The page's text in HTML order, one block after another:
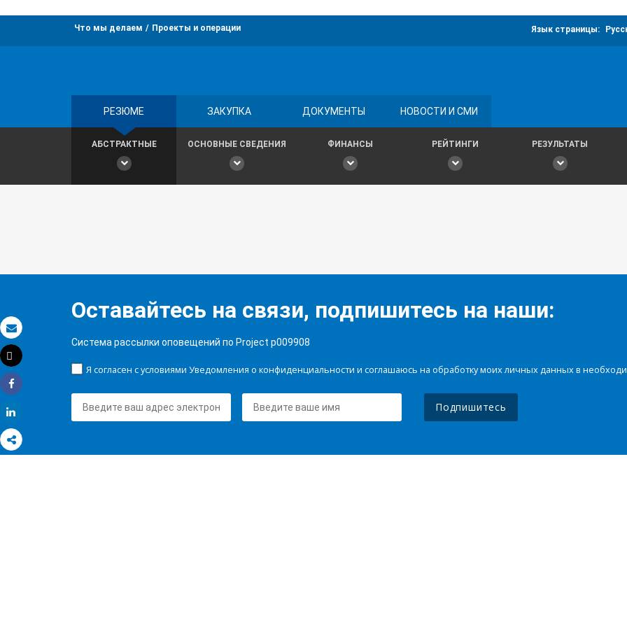
Электронная почта
Распечатать
Tweet
Share
Что мы делаем Проекты и операции Язык страницы:
РЕЗЮМЕ ЗАКУПКА ДОКУМЕНТЫ НОВОСТИ И СМИ
АБСТРАКТНЫЕ ОСНОВНЫЕ СВЕДЕНИЯ ФИНАНСЫ РЕЙТИНГИ РЕЗУЛЬТАТЫ
Оставайтесь на связи, подпишитесь на наши:
Система рассылки оповещений по Project p009908
Я согласен с условиями Уведомления о конфиденциальности и соглашаюсь на обработку моих личных данных в
Подпишитесь